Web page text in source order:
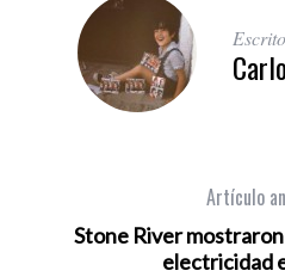
Artículo
Stone River
electricidad